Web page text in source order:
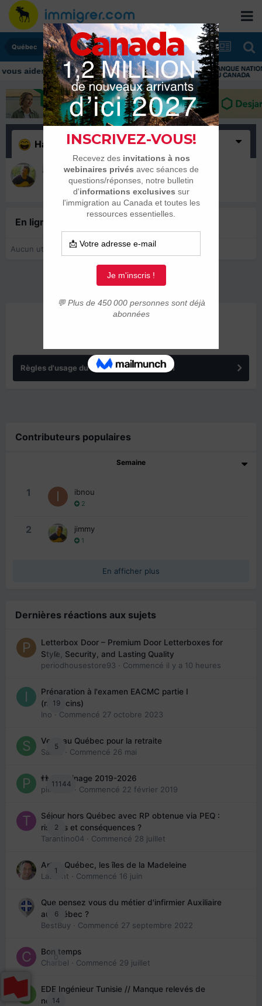
Québec
Haha (1)
jimmy
8 juillet 2025
En ligne récemment
Aucun utilisateur enregistré regarde cette page.
Règles d'usage du forum IMMIGRER.COM
Contributeurs populaires
Semaine
1 ibnou
2
2 jimmy
1
En afficher plus
Dernières réactions aux sujets
0
Letterbox Door – Premium Door Letterboxes for
Style, Security, and Lasting Quality
periodhousestore93 · Commencé il y a 10 heures
19
Préparation à l'examen EACMC partie I
(médecins)
Ino · Commencé 27 octobre 2023
5
Venir au Québec pour la retraite
Sab74
· Commencé 26 mai
11144
👬 Parrainage 2019-2026
piinoush · Commencé 22 février 2019
2
Séjour hors Québec avec RP obtenue via PEQ :
risques et conséquences ?
Tarantino04 · Commencé 28 juillet
1
Arte : Québec, les îles de la Madeleine
Laurent · Commencé 16 juin
6
Que pensez vous du métier d'infirmier Auxiliaire
au Québec ?
BestBuy · Commencé 27 septembre 2022
0
Bon temps
Charbel · Commencé 29 juillet
14
EDE Ingénieur Tunisie // Manque relevés de
note